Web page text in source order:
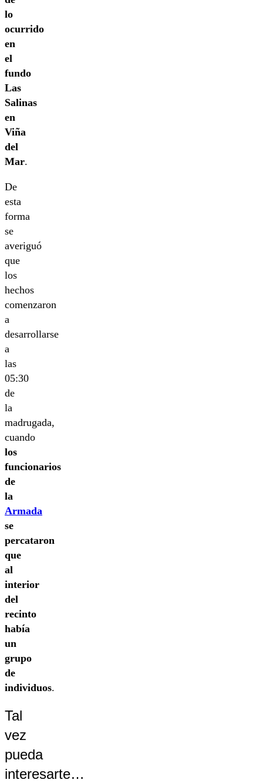
lo
ocurrido
en
el
fundo
Las
Salinas
en
Viña
del
Mar.
De
esta
forma
se
averiguó
que
los
hechos
comenzaron
a
desarrollarse
a
las
05:30
de
la
madrugada,
cuando
los
funcionarios
de
la
Armada
se
percataron
que
al
interior
del
recinto
había
un
grupo
de
individuos.
Tal
vez
pueda
interesarte…